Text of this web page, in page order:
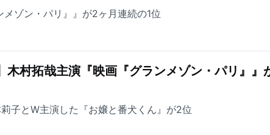
ゾン・パリ』』が2ヶ月連続の1位
木村拓哉主演『映画『グランメゾン・パリ』』
子とW主演した『お嬢と番犬くん』が2位